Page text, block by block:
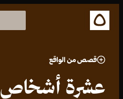
قصص من الواقع
عشرة أشخاص